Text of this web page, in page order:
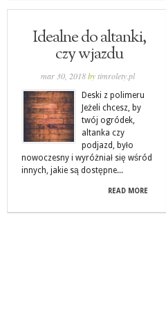
Idealne do altanki,
czy wjazdu
mar 30, 2018bytimrolety.pl
Deski z polimeru
Jeżeli chcesz, by
twój ogródek,
altanka czy
podjazd, było
nowoczesny i wyróżniał się wśród
innych, jakie są dostępne...
READ MORE